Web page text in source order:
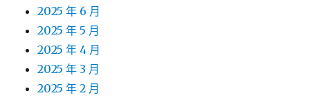
2025 年 6 月
2025 年 5 月
2025 年 4 月
2025 年 3 月
2025 年 2 月